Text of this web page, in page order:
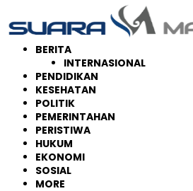
ke
konten
BERITA
INTERNASIONAL
PENDIDIKAN
KESEHATAN
POLITIK
PEMERINTAHAN
PERISTIWA
HUKUM
EKONOMI
SOSIAL
MORE